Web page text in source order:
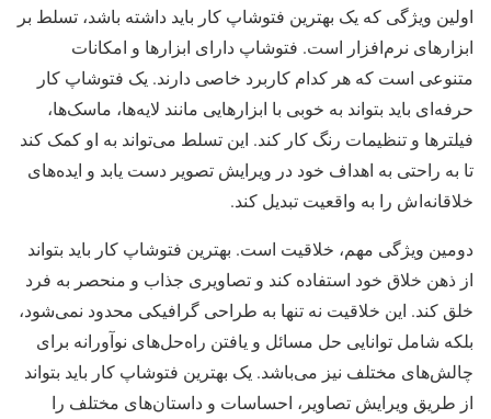
اولین ویژگی که یک بهترین فتوشاپ کار باید داشته باشد، تسلط بر
ابزارهای نرم‌افزار است. فتوشاپ دارای ابزارها و امکانات
متنوعی است که هر کدام کاربرد خاصی دارند. یک فتوشاپ کار
حرفه‌ای باید بتواند به خوبی با ابزارهایی مانند لایه‌ها، ماسک‌ها،
فیلترها و تنظیمات رنگ کار کند. این تسلط می‌تواند به او کمک کند
تا به راحتی به اهداف خود در ویرایش تصویر دست یابد و ایده‌های
خلاقانه‌اش را به واقعیت تبدیل کند.
دومین ویژگی مهم، خلاقیت است. بهترین فتوشاپ کار باید بتواند
از ذهن خلاق خود استفاده کند و تصاویری جذاب و منحصر به فرد
خلق کند. این خلاقیت نه تنها به طراحی گرافیکی محدود نمی‌شود،
بلکه شامل توانایی حل مسائل و یافتن راه‌حل‌های نوآورانه برای
چالش‌های مختلف نیز می‌باشد. یک بهترین فتوشاپ کار باید بتواند
از طریق ویرایش تصاویر، احساسات و داستان‌های مختلف را